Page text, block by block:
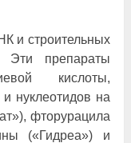
и строительных
Эти препараты
кислоты,
и нуклеотидов на
фторурацила
(«Гидреа») и